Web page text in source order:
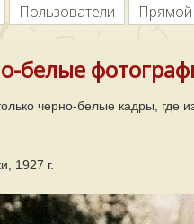
Пользователи
белые
черно-белые кадры, где
1927 г.